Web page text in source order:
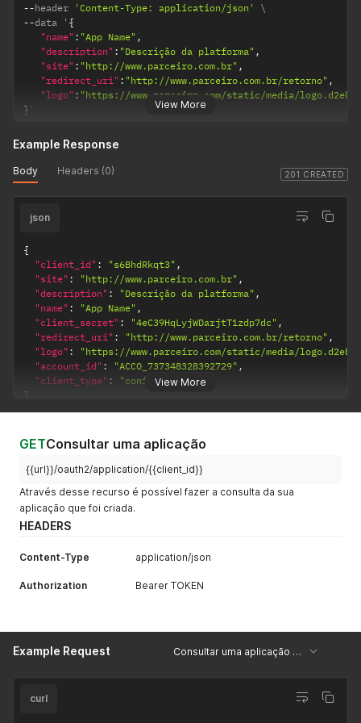
Critérios do
arquivo: Máx
SV; Tamanho
mínimo:
220x80;
Tamanho
account_i
d
String
REQUEST:
RESPONSE:
Sim
conta.
client_typ
e
String
REQUEST:
Sim
sendo
client
não está
41008
invalid_toke
n
um valor inválido
ou inexistente
View More
--header 'Content-Type: application/json'
--data ' {
"name" : "App Name" ,
"description" : "Descrição da platforma" ,
"site" : "http://www.parceiro.com.br" ,
"redirect_uri" : "http://www.parceiro.com.br/retorno" ,
"logo" : "https://www.parceiro.com/static/media/
} '
201 CREATED
Example Response
Body Headers (0)
View More
json
{
"client_id" : "s6BhdRkqt3" ,
"site" : "http://www.parceiro.com.br" ,
"description" : "Descrição da platforma" ,
"name" : "App Name" ,
"client_secret" : "4eC39HqLyjWDarjtT1zdp7dc" ,
"redirect_uri" : "http://www.parceiro.com.br/retorno" ,
"logo" :
"https://www.parceiro.com/static/media/
"account_id" : "ACCO_737348328392729" ,
"client_type" :
"confidential"
}
GETConsultar uma aplicação
{{url}}/oauth2/application/{{client_id}}
Através desse recurso é possível fazer a consulta da sua
aplicação que foi criada.
HEADERS
Content-Type application/json
Authorization Bearer TOKEN
Example Request Consultar uma aplicação - Sucesso
curl